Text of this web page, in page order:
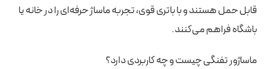
قابل حمل هستند و با باتری قوی، تجربه ماساژ حرفه‌ای را در خانه یا
باشگاه فراهم می‌کنند.
ماساژور تفنگی چیست و چه کاربردی دارد؟